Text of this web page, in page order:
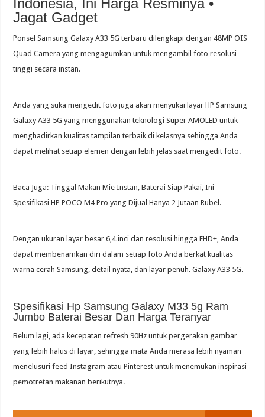
Jagat Gadget
Ponsel Samsung Galaxy A33 5G terbaru dilengkapi dengan 48MP OIS
Quad Camera yang mengagumkan untuk mengambil foto resolusi
tinggi secara instan.
Anda yang suka mengedit foto juga akan menyukai layar HP Samsung
Galaxy A33 5G yang menggunakan teknologi Super AMOLED untuk
menghadirkan kualitas tampilan terbaik di kelasnya sehingga Anda
dapat melihat setiap elemen dengan lebih jelas saat mengedit foto.
Baca Juga: Tinggal Makan Mie Instan, Baterai Siap Pakai, Ini
Spesifikasi HP POCO M4 Pro yang Dijual Hanya 2 Jutaan Rubel.
Dengan ukuran layar besar 6,4 inci dan resolusi hingga FHD+, Anda
dapat membenamkan diri dalam setiap foto Anda berkat kualitas
warna cerah Samsung, detail nyata, dan layar penuh. Galaxy A33 5G.
Spesifikasi Hp Samsung Galaxy M33 5g Ram
Jumbo Baterai Besar Dan Harga Teranyar
Belum lagi, ada kecepatan refresh 90Hz untuk pergerakan gambar
yang lebih halus di layar, sehingga mata Anda merasa lebih nyaman
menelusuri feed Instagram atau Pinterest untuk menemukan inspirasi
pemotretan makanan berikutnya.